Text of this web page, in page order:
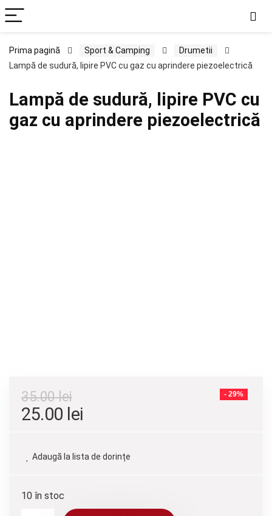
Prima pagină Sport & Camping
Drumetii
Lampă de sudură, lipire PVC cu gaz cu aprindere piezoelectrică
Lampă de sudură, lipire PVC cu
gaz cu aprindere piezoelectrică
- 29%
35.00lei
25.00 lei
Adaugă la lista de dorințe
10 în stoc